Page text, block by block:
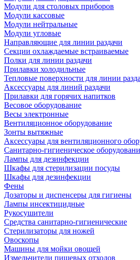
Модули для столовых приборов
Модули кассовые
Модули нейтральные
Модули угловые
Направляющие для линии раздачи
Секции охлаждаемые встраиваемые
Полки для линии раздачи
Прилавки холодильные
Тепловые поверхности для линии
Аксессуары для линий раздачи
Прилавки для горячих напитков
Весовое оборудование
Весы электронные
Вентиляционное оборудование
Зонты вытяжные
Аксессуары для вентиляционного
Санитарно-гигиеническое
Лампы для дезинфекции
Шкафы для стерилизации посуды
Шкафы для дезинфекции
Фены
Дозаторы и диспенсеры для гигиены
Лампы инсектицидные
Рукосушители
Средства санитарно-гигиенические
Стерилизаторы для ножей
Овоскопы
Машины для мойки овощей
Измельчители пищевых отходов